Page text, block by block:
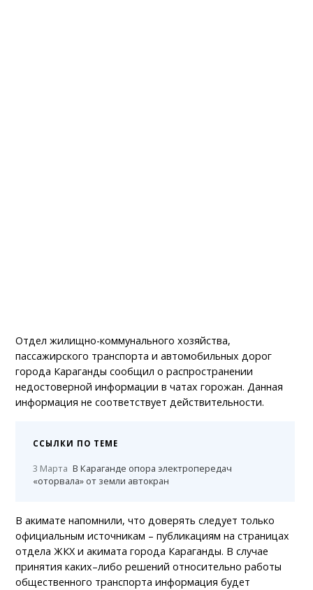
Отдел жилищно-коммунального хозяйства,
пассажирского транспорта и автомобильных дорог
города Караганды сообщил о распространении
недостоверной информации в чатах горожан. Данная
информация не соответствует действительности.
ССЫЛКИ ПО ТЕМЕ
3 Марта В Караганде опора электропередач
«оторвала» от земли автокран
В акимате напомнили, что доверять следует только
официальным источникам – публикациям на страницах
отдела ЖКХ и акимата города Караганды. В случае
принятия каких–либо решений относительно работы
общественного транспорта информация будет